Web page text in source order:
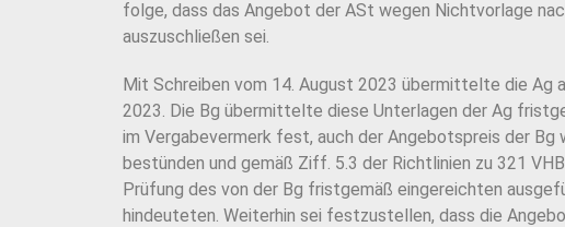
folge, dass das Angebot der ASt wegen Nichtvorlage
auszuschließen sei.
Mit Schreiben vom 14. August 2023 übermittelte die Ag
2023. Die Bg übermittelte diese Unterlagen der Ag
im Vergabevermerk fest, auch der Angebotspreis der
bestünden und gemäß Ziff. 5.3 der Richtlinien zu 321
Prüfung des von der Bg fristgemäß eingereichten
hindeuteten. Weiterhin sei festzustellen, dass die